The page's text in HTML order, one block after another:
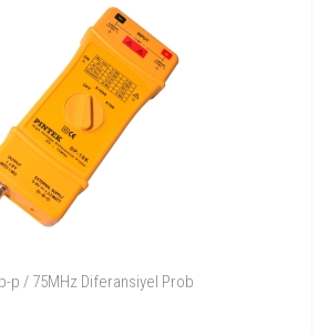
p / 75MHz Diferansiyel Prob